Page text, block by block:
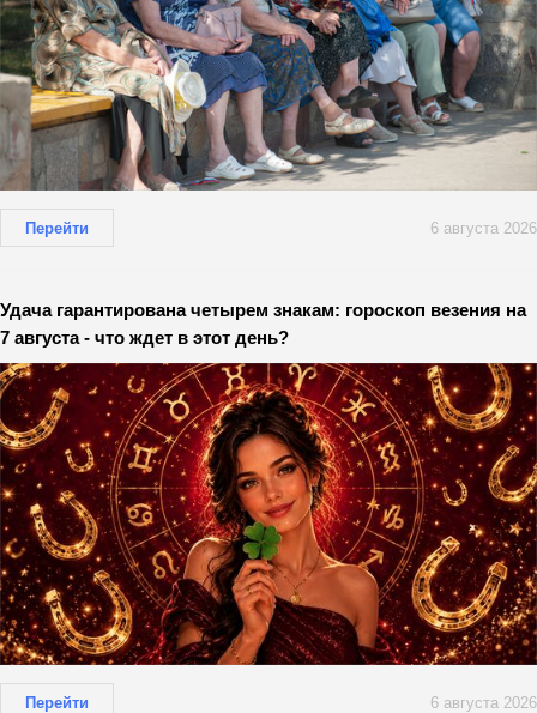
Перейти 6 августа 2026
Удача гарантирована четырем знакам: гороскоп везения на
7 августа - что ждет в этот день?
Перейти 6 августа 2026